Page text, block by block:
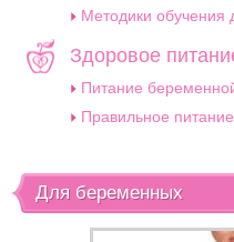
Методики обучения
Здоровое
Питание
Правильное
Для беременных